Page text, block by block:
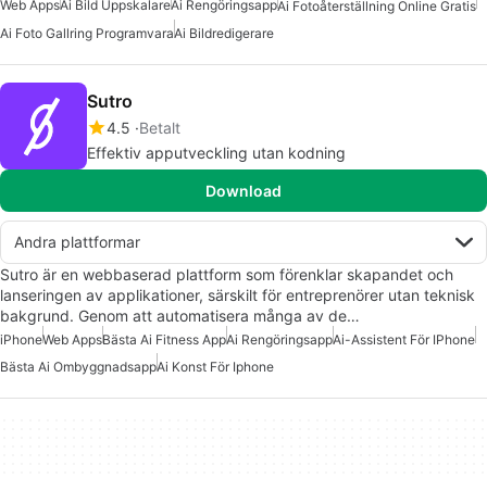
Web AppsAi Bild UppskalareAi RengöringsappAi Fotoåterställning Online Gratis
Ai Foto Gallring ProgramvaraAi Bildredigerare
Sutro
4.5 Betalt
Effektiv apputveckling utan kodning
Download
Andra plattformar
Sutro är en webbaserad plattform som förenklar skapandet och
lanseringen av applikationer, särskilt för entreprenörer utan teknisk
bakgrund. Genom att automatisera många av de…
iPhoneWeb AppsBästa Ai Fitness AppAi RengöringsappAi-Assistent För IPhone
Bästa Ai OmbyggnadsappAi Konst För Iphone